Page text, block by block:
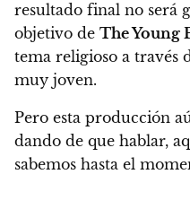
resultado final no será
objetivo de The Young
tema religioso a través
muy joven.
Pero esta producción
dando de que hablar,
sabemos hasta el